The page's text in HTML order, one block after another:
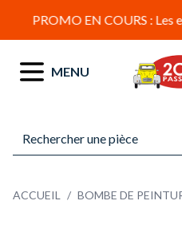
PROMO EN COURS : Les
MENU
ACCUEIL /